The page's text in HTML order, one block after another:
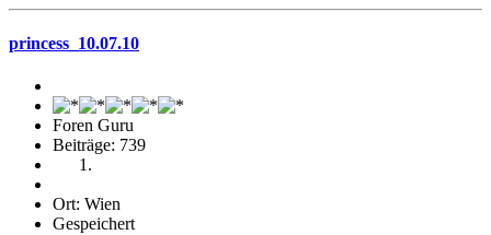
princess_10.07.10
Foren Guru
Beiträge: 739
Ort: Wien
Gespeichert